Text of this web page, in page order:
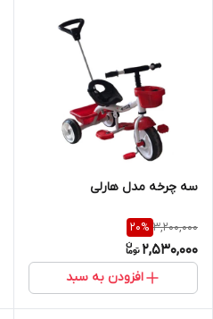
سه چرخه مدل هارلی
3,200,000
20%
2,530,000
افزودن به سبد